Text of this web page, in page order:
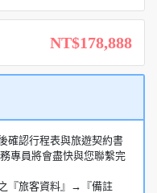
NT$178,888
確認行程表與旅遊契約書
專員將會盡快與您聯繫完
『旅客資料』→『備註